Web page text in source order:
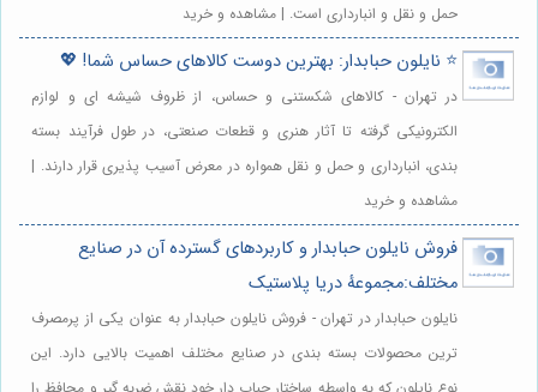
حمل و نقل و انبارداری است. | مشاهده و خرید
⭐️ نایلون حبابدار: بهترین دوست کالاهای حساس شما! 💖
در تهران - کالاهای شکستنی و حساس، از ظروف شیشه ای و لوازم
الکترونیکی گرفته تا آثار هنری و قطعات صنعتی، در طول فرآیند بسته
بندی، انبارداری و حمل و نقل همواره در معرض آسیب پذیری قرار دارند. |
مشاهده و خرید
فروش نایلون حبابدار و کاربردهای گسترده آن در صنایع
مختلف:مجموعهٔ دریا پلاستیک
نایلون حبابدار در تهران - فروش نایلون حبابدار به عنوان یکی از پرمصرف
ترین محصولات بسته بندی در صنایع مختلف اهمیت بالایی دارد. این
نوع نایلون که به واسطه ساختار حباب دار خود نقش ضربه گیر و محافظ را